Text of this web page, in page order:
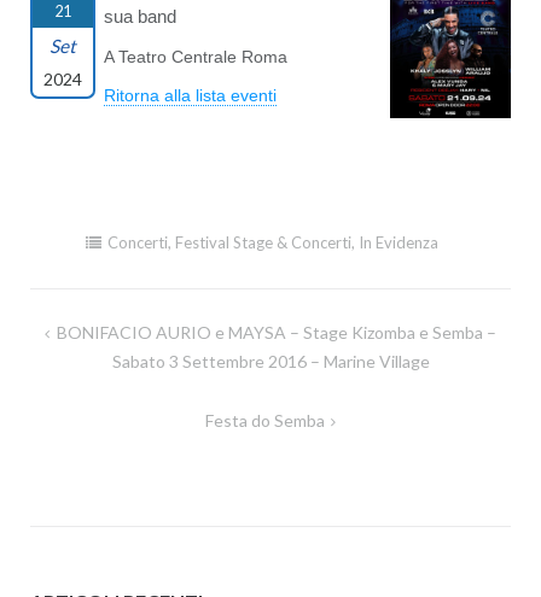
21
Set
2024
sua band
A Teatro Centrale Roma
Ritorna alla lista eventi
Concerti, Festival Stage & Concerti, In Evidenza
Navigazione
BONIFACIO AURIO e MAYSA – Stage Kizomba e Semba –
Sabato 3 Settembre 2016 – Marine Village
Festa do Semba